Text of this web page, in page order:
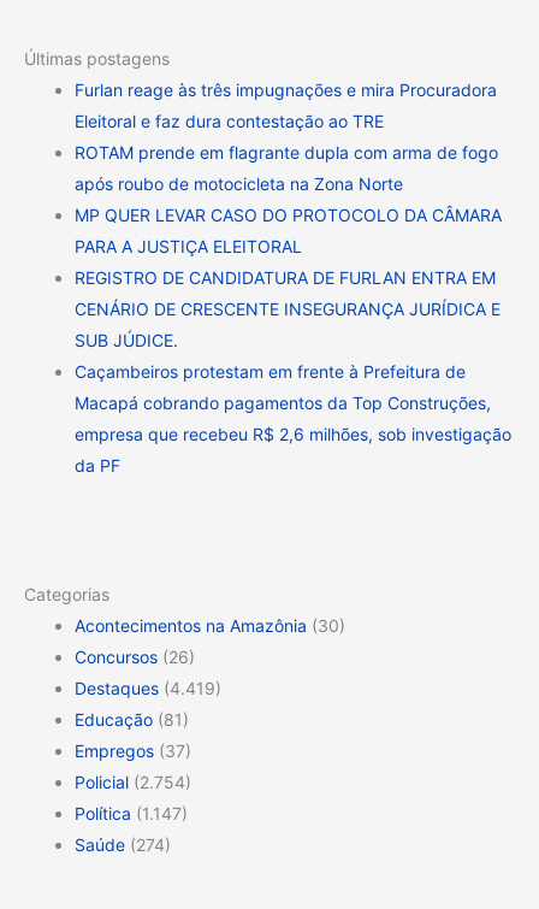
Últimas postagens
Furlan reage às três impugnações e mira Procuradora
Eleitoral e faz dura contestação ao TRE
ROTAM prende em flagrante dupla com arma de fogo
após roubo de motocicleta na Zona Norte
MP QUER LEVAR CASO DO PROTOCOLO DA CÂMARA
PARA A JUSTIÇA ELEITORAL
REGISTRO DE CANDIDATURA DE FURLAN ENTRA EM
CENÁRIO DE CRESCENTE INSEGURANÇA JURÍDICA E
SUB JÚDICE.
Caçambeiros protestam em frente à Prefeitura de
Macapá cobrando pagamentos da Top Construções,
empresa que recebeu R$ 2,6 milhões, sob investigação
da PF
Categorias
Acontecimentos na Amazônia (30)
Concursos (26)
Destaques (4.419)
Educação (81)
Empregos (37)
Policial (2.754)
Política (1.147)
Saúde (274)